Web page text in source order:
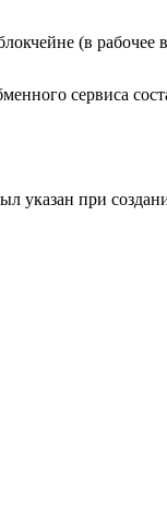
(в рабочее
сервиса
указан при